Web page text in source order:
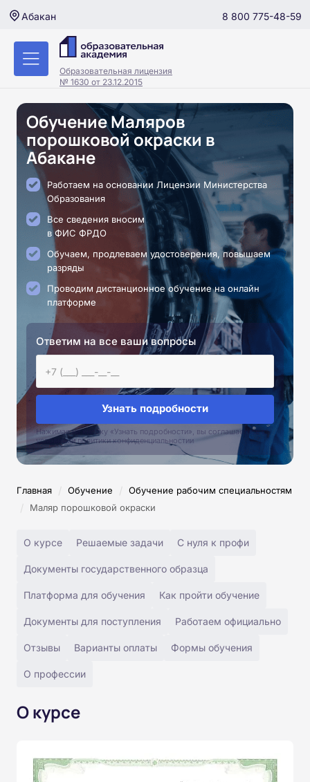
Абакан 8 800 775-48-59
Образовательная лицензия
№ 1630 от 23.12.2015
Обучение Маляров
порошковой окраски в
Абакане
Работаем на основании Лицензии Министерства
Образования
Все сведения вносим
в ФИС ФРДО
Обучаем, продлеваем удостоверения, повышаем
разряды
Проводим дистанционное обучение на онлайн
платформе
Ответим на все ваши вопросы
Узнать подробности
Нажимая на кнопку «Узнать подробности», вы соглашаетесь с
условиями политики конфиденциальностии
Главная / Обучение / Обучение рабочим специальностям
/ Маляр порошковой окраски
О курсе Решаемые задачи С нуля к профи
Документы государственного образца
Платформа для обучения Как пройти обучение
Документы для поступления Работаем официально
Отзывы Варианты оплаты Формы обучения
О профессии
О курсе